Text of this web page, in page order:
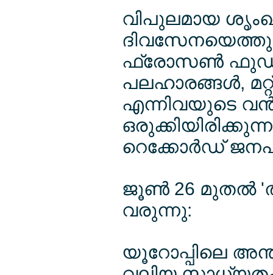
വിപുലമായ
ഫ്രോസണ്‍
പലഹാരങ്ങള്‍,
എന്നിവയുടെ വന്‍
റെക്കോര്‍ഡ്
ജൂണ്‍ 26 മുതല്‍
വരുന്നു:
യൂറോപ്പിലെ